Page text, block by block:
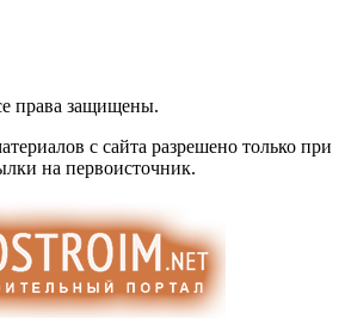
права защищены.
с сайта разрешено только при
на первоисточник.